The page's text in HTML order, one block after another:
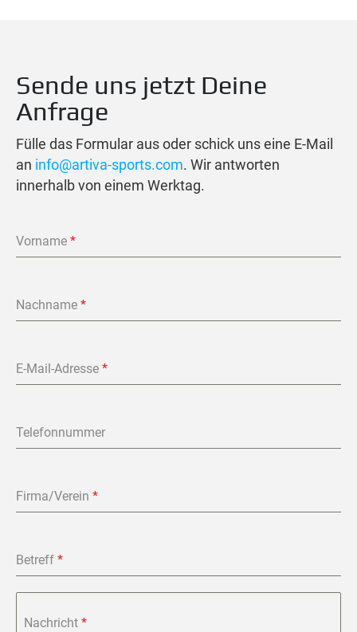
Sende uns jetzt Deine
Anfrage
Fülle das Formular aus oder schick uns eine E-Mail
an info@artiva-sports.com. Wir antworten
innerhalb von einem Werktag.
Vorname *
Nachname *
E-Mail-Adresse *
Telefonnummer
Firma/Verein *
Betreff *
Nachricht *